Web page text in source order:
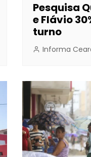
Pesquisa
e Flávio
turno
Informa